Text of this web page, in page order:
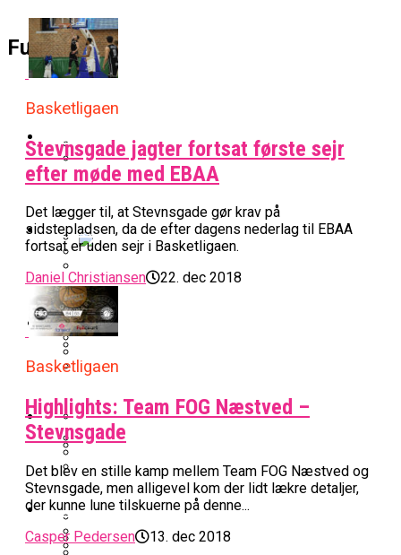
Fullcourt
Basketligaen
Officielt: Vejen Gafler Dansker Hos Rabbits
BK Vejen Opruster: Amerikansk Point
Guard På Plads
Nu Står Det Klart: Den Dag Starter
Basketligaen
Værløse-Komet Skifter Til Den Bedste
Spanske Række
Officielt: Bakken Skal Spille Champions
League-Kvalifikation
NBA
Miami Heat Smider Skandaleramt Spiller
På Porten
Stjerne Akut Opereret: Misser Nøglekampe
Efter Uhyggelig Skade
EuroLeague
Danskerne Imponerede Torsdag Aften I
EuroLeague
I EuroLeague
Sølv Til Tobias Jensen: Bayern Er Tysk
Mester Efter To Missede Ulm-Matchbolde
Kvindebasketligaen
College Er Slut: Frida Formann Fortsætter
Karrieren I Schweiz
Efter ‘The Double’: Kvindebasketligaens
MVP Rykker Til Sverige
Podcast
Podcast: “Med Lars Og Torben Som
Trænere, Gav Man Sig 100 Procent”
Video
Basketligaen
Stevnsgade jagter fortsat første sejr
efter møde med EBAA
Det lægger til, at Stevnsgade gør krav på
sidstepladsen, da de efter dagens nederlag til EBAA
fortsat er uden sejr i Basketligaen.
Daniel Christiansen
22. dec 2018
Basketligaen
Highlights: Team FOG Næstved –
Stevnsgade
Det blev en stille kamp mellem Team FOG Næstved og
Stevnsgade, men alligevel kom der lidt lækre detaljer,
der kunne lune tilskuerne på denne...
Casper Pedersen
13. dec 2018